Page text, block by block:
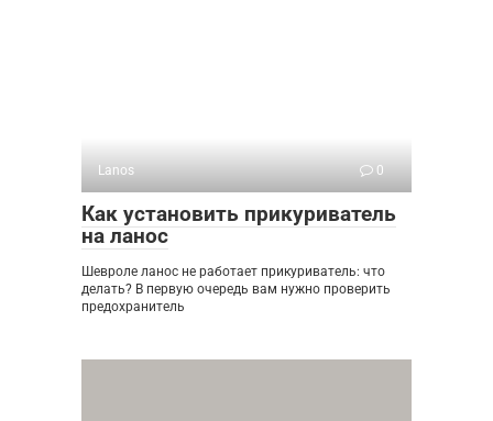
Lanos 0
Как установить прикуриватель
на ланос
Шевроле ланос не работает прикуриватель: что
делать? В первую очередь вам нужно проверить
предохранитель